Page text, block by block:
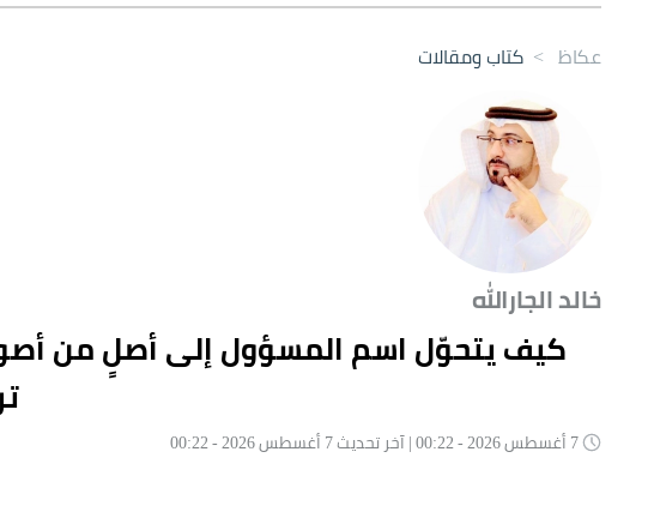
عكاظ > كتاب ومقالات
خالد الجارالله
كيف يتحوّل اسم المسؤول إلى أصلٍ من